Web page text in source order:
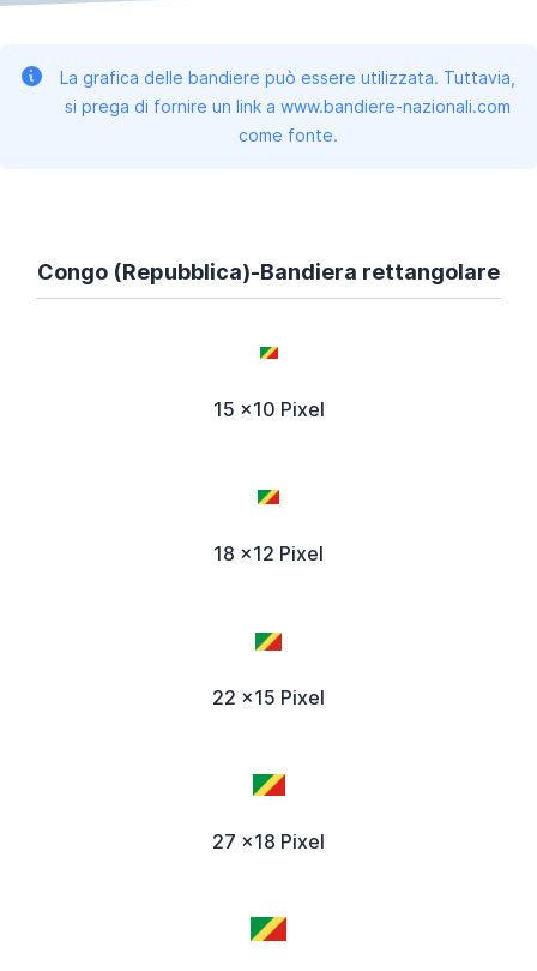
La grafica delle bandiere può essere utilizzata. Tuttavia,
si prega di fornire un link a www.bandiere-nazionali.com
come fonte.
Congo (Repubblica)-Bandiera rettangolare
15 x10 Pixel
18 x12 Pixel
22 x15 Pixel
27 x18 Pixel